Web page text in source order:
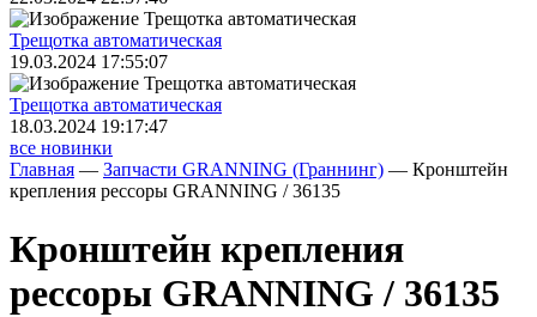
Трещoтка автоматическая
19.03.2024 17:55:07
Трещoтка автоматическая
18.03.2024 19:17:47
все новинки
Главная — Запчасти GRANNING (Граннинг) — Кронштейн
крепления рессоры GRANNING / 36135
Кронштейн крепления
рессоры GRANNING / 36135